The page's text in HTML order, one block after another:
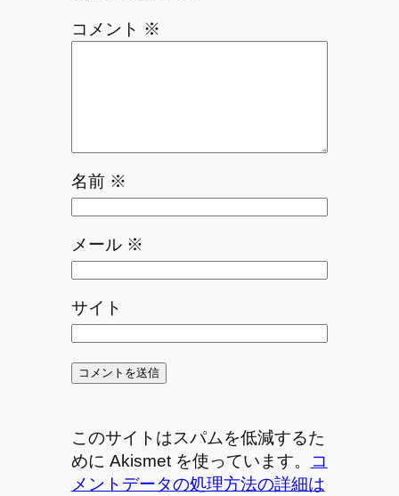
コメント ※
名前 ※
メール ※
サイト
このサイトはスパムを低減するた
めに Akismet を使っています。
コ
メントデータの処理方法の詳細は